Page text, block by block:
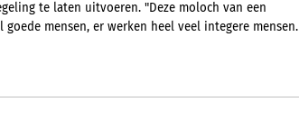
te laten uitvoeren. "Deze moloch van een
mensen, er werken heel veel integere mensen.